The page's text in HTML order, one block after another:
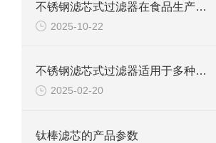
不锈钢滤芯式过滤器在食品生产过程中的作用
2025-10-22
不锈钢滤芯式过滤器适用于多种工业环境中
2025-02-20
钛棒滤芯的产品参数